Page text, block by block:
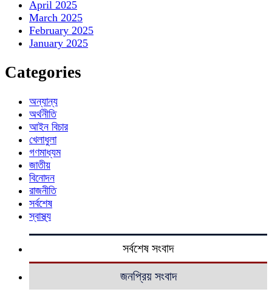
April 2025
March 2025
February 2025
January 2025
Categories
অন্যান্য
অর্থনীতি
আইন বিচার
খেলাধুলা
গণমাধ্যম
জাতীয়
বিনোদন
রাজনীতি
সর্বশেষ
স্বাস্থ্য
সর্বশেষ সংবাদ
জনপ্রিয় সংবাদ